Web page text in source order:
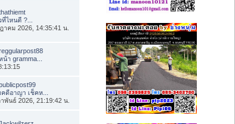
ไหนดี ?...
าคม 2026, 14:35:41 น.
น้า gramma...
ดีอาญา เช็คห...
พันธ์ 2026, 21:19:42 น.